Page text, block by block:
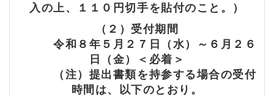
入の上、１１０円切手を貼付のこと。）
（２）受付期間
令和８年５月２７日（水）～６月２６
日（金）
＜必着＞
（注）提出書類を持参する場合の受付
時間は、以下のとおり。